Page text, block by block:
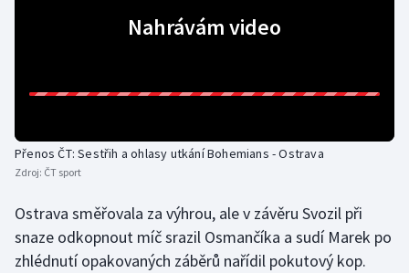
Ragby
Rychlostní kanoistika
Nahrávám video
Přenos ČT: Sestřih a ohlasy utkání Bohemians - Ostrava
Zdroj: ČT sport
Ostrava směřovala za výhrou, ale v závěru Svozil při
snaze odkopnout míč srazil Osmančíka a sudí Marek po
zhlédnutí opakovaných záběrů nařídil pokutový kop.